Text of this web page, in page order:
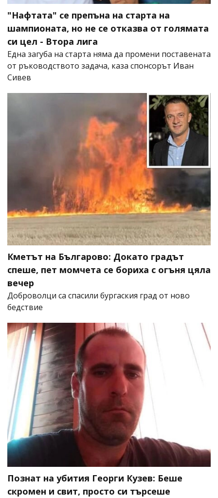
"Нафтата" се препъна на старта на
шампионата, но не се отказва от голямата
си цел - Втора лига
Една загуба на старта няма да промени поставената
от ръководството задача, каза спонсорът Иван
Сивев
Кметът на Българово: Докато градът
спеше, пет момчета се бориха с огъня цяла
вечер
Доброволци са спасили бургаския град от ново
бедствие
Познат на убития Георги Кузев: Беше
скромен и свит, просто си търсеше